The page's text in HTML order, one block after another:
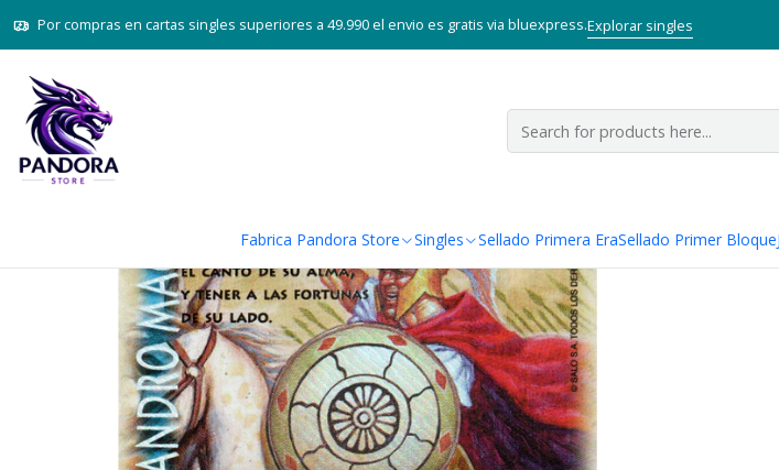
Fabrica Pandora Store Singles Sellado Primera EraSellado Primer Bloque
Por compras en cartas singles superiores a 49.990 el envio es gratis via bluexpress.Explorar singles
Home Juegos de cartas TCG Mitos y Leyendas TCG Singles Primer Bloque